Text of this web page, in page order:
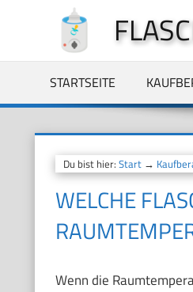
springen
STARTSEITE
Du bist hier: Start→
WELCHE
Wenn die